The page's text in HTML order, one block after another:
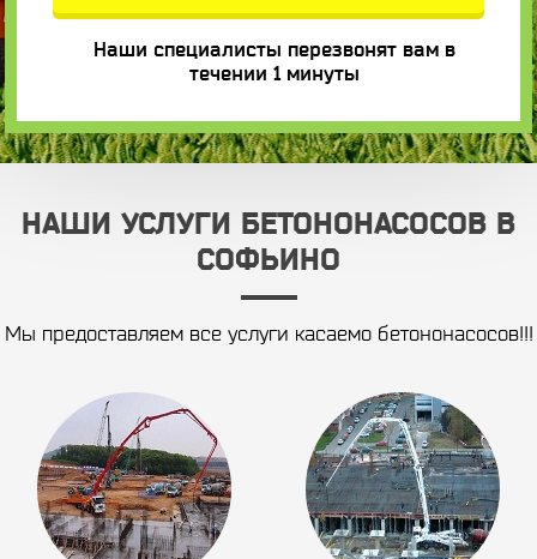
Наши специалисты перезвонят вам в
течении 1 минуты
НАШИ УСЛУГИ БЕТОНОНАСОСОВ В
СОФЬИНО
Мы предоставляем все услуги касаемо бетононасосов!!!